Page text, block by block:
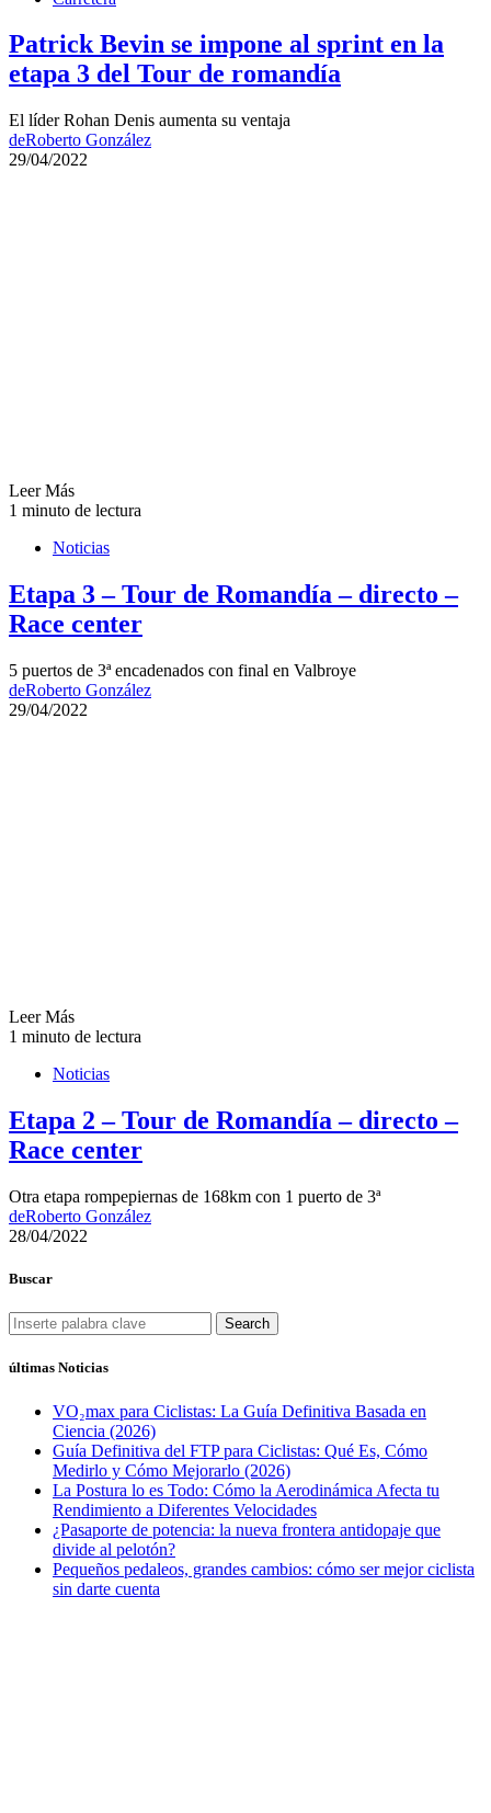
Patrick Bevin se impone al sprint en la
etapa 3 del Tour de romandía
El líder Rohan Denis aumenta su ventaja
deRoberto González
29/04/2022
Leer Más
1 minuto de lectura
Noticias
Etapa 3 – Tour de Romandía – directo –
Race center
5 puertos de 3ª encadenados con final en Valbroye
deRoberto González
29/04/2022
Leer Más
1 minuto de lectura
Noticias
Etapa 2 – Tour de Romandía – directo –
Race center
Otra etapa rompepiernas de 168km con 1 puerto de 3ª
deRoberto González
28/04/2022
Buscar
Search
últimas Noticias
VO₂max para Ciclistas: La Guía Definitiva Basada en
Ciencia (2026)
Guía Definitiva del FTP para Ciclistas: Qué Es, Cómo
Medirlo y Cómo Mejorarlo (2026)
La Postura lo es Todo: Cómo la Aerodinámica Afecta tu
Rendimiento a Diferentes Velocidades
¿Pasaporte de potencia: la nueva frontera antidopaje que
divide al pelotón?
Pequeños pedaleos, grandes cambios: cómo ser mejor ciclista
sin darte cuenta